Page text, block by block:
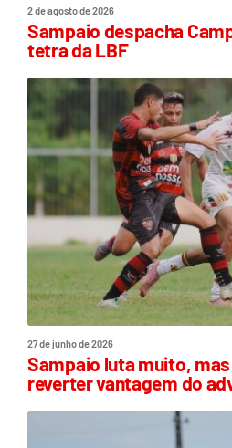
2 de agosto de 2026
Sampaio despacha
tetra da LBF
27 de junho de 2026
Sampaio luta muito,
reverter vantagem do